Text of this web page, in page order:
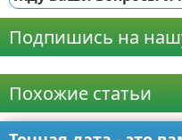
Подпишись на
Похожие статьи